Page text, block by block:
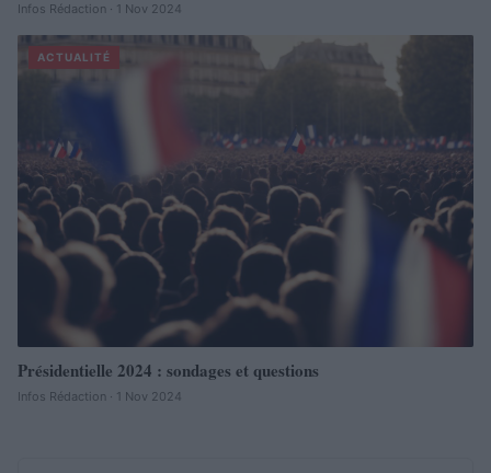
Infos Rédaction · 1 Nov 2024
ACTUALITÉ
Présidentielle 2024 : sondages et questions
Infos Rédaction · 1 Nov 2024